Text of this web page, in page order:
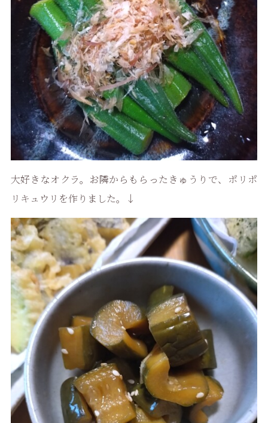
大好きなオクラ。お隣からもらったきゅうりで、ポリポ
リキュウリを作りました。↓